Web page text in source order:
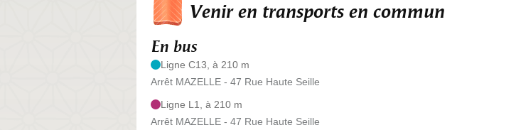
Venir en transports en commun
En bus
Ligne C13, à 210 m
Arrêt MAZELLE - 47 Rue Haute Seille
Ligne L1, à 210 m
Arrêt MAZELLE - 47 Rue Haute Seille